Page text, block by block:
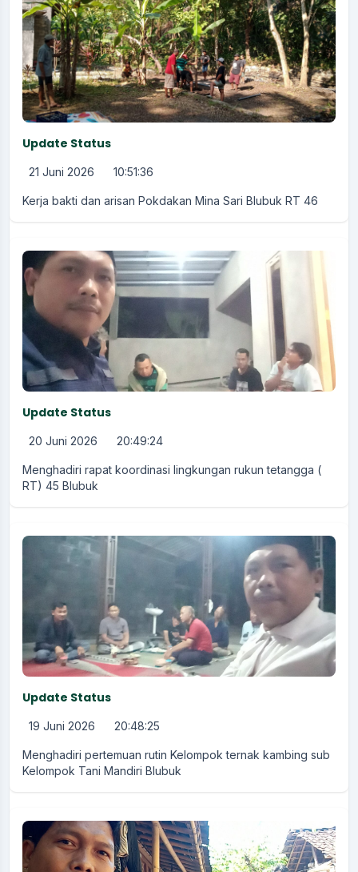
Update Status
21 Juni 2026 10:51:36
Kerja bakti dan arisan Pokdakan Mina Sari Blubuk RT 46
Update Status
20 Juni 2026 20:49:24
Menghadiri rapat koordinasi lingkungan rukun tetangga (
RT) 45 Blubuk
Update Status
19 Juni 2026 20:48:25
Menghadiri pertemuan rutin Kelompok ternak kambing sub
Kelompok Tani Mandiri Blubuk